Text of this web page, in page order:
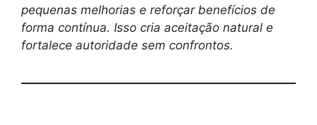
pequenas melhorias e reforçar benefícios de
forma contínua. Isso cria aceitação natural e
fortalece autoridade sem confrontos.